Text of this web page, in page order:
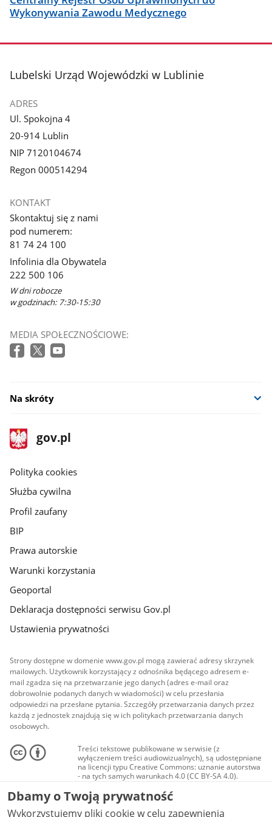
Wykonywania Zawodu Medycznego
stopka
Lubelski Urząd Wojewódzki w Lublinie
ADRES
Ul. Spokojna 4
20-914 Lublin
NIP 7120104674
Regon 000514294
KONTAKT
Skontaktuj się z nami
pod numerem:
81 74 24 100
Infolinia dla Obywatela
222 500 106
W dni robocze
w godzinach: 7:30-15:30
MEDIA SPOŁECZNOŚCIOWE:
Na skróty
stopka
gov.pl
Strona
gov.pl
gov.pl
Polityka cookies
Służba cywilna
Profil zaufany
BIP
Prawa autorskie
Warunki korzystania
Geoportal
Deklaracja dostępności serwisu Gov.pl
Ustawienia prywatności
Strony dostępne w domenie www.gov.pl mogą zawierać adresy skrzynek
mailowych. Użytkownik korzystający z odnośnika będącego adresem e-
mail zgadza się na przetwarzanie jego danych (adres e-mail oraz
dobrowolnie podanych danych w wiadomości) w celu przesłania
odpowiedzi na przesłane pytania. Szczegóły przetwarzania danych przez
każdą z jednostek znajdują się w ich politykach przetwarzania danych
osobowych.
Treści tekstowe publikowane w serwisie (z
wyłączeniem treści audiowizualnych), są udostępniane
na licencji typu Creative Commons: uznanie autorstwa
- na tych samych warunkach 4.0 (CC BY-SA 4.0).
Materiały audiowizualne, w tym zdjęcia, materiały
audio i wideo, są udostępniane na licencji typu
Creative Commons: uznanie autorstwa użycie
niekomercyjne - bez utworów zależnych 4.0 (CC BY-
Dbamy o Twoją prywatność
Wykorzystujemy pliki cookie w celu zapewnienia